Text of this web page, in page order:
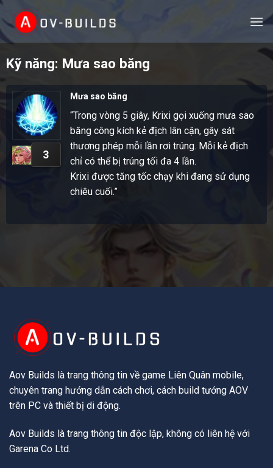
Skip
to
content
Kỹ năng: Mưa sao băng
3
Mưa sao băng
“Trong vòng 5 giây, Krixi gọi xuống mưa sao
băng công kích kẻ địch lân cận, gây sát
thương phép mỗi lần rơi trúng. Mỗi kẻ địch
chỉ có thể bị trúng tối đa 4 lần.
Krixi được tăng tốc chạy khi đang sử dụng
chiêu cuối.”
Aov Builds là trang thông tin về game Liên Quân mobile,
chuyên trang hướng dẫn cách chơi, cách build tướng AOV
trên PC và thiết bị di động.
Aov Builds là trang thông tin độc lập, không có liên hệ với
Garena Co Ltd.